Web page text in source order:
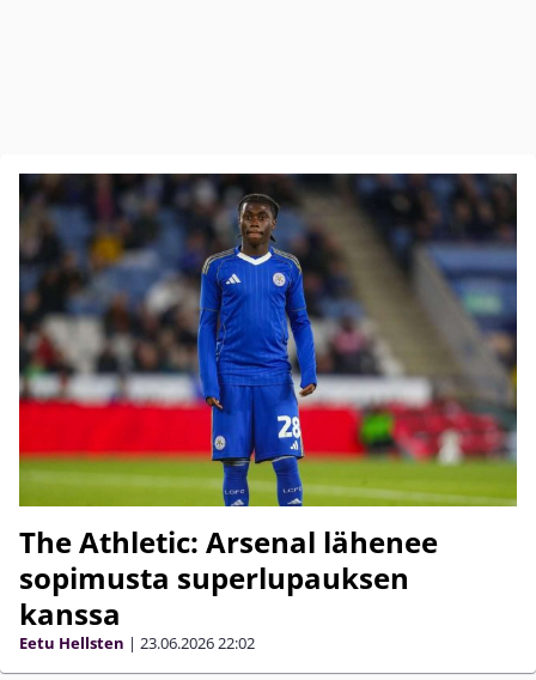
The Athletic: Arsenal lähenee
sopimusta superlupauksen
kanssa
Eetu Hellsten | 23.06.202622:02